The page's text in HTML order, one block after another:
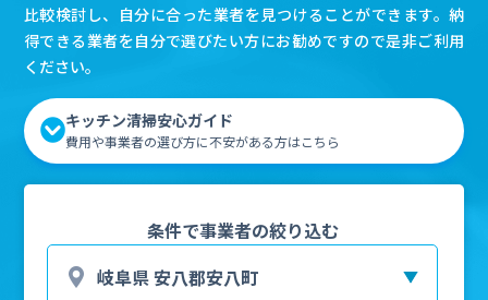
比較検討し、自分に合った業者を見つけることができます。納
得できる業者を自分で選びたい方にお勧めですので是非ご利用
ください。
キッチン清掃安心ガイド
費用や事業者の選び方に不安がある方はこちら
条件で事業者の絞り込む